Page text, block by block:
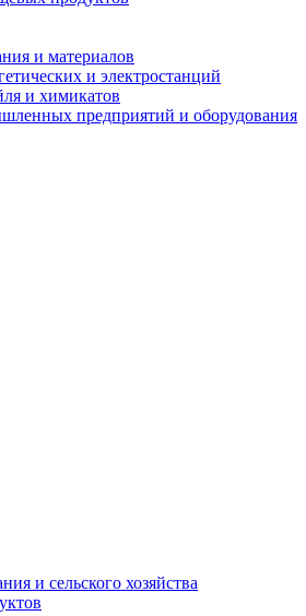
и материалов
и электростанций
и химикатов
предприятий и оборудования
и сельского хозяйства